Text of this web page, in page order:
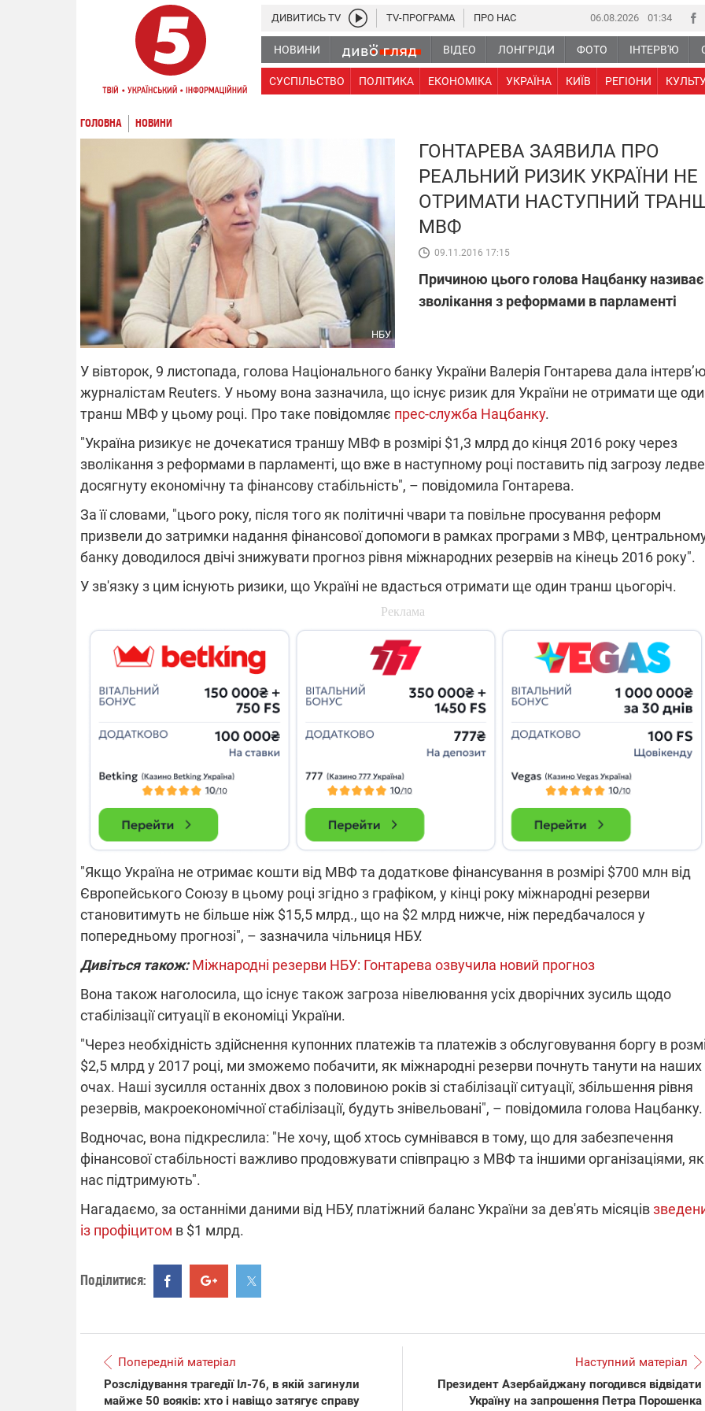
06.08.2026 01 34
НОВИНИ ВІДЕО ЛОНГРІДИ ФОТО ІНТЕРВ'Ю
СУСПІЛЬСТВО ПОЛІТИКА ЕКОНОМІКА УКРАЇНА КИЇВ РЕГІОНИ
ДИВИТИСЬ TV TV-ПРОГРАМА ПРО НАС
ГОЛОВНА НОВИНИ
НБУ
ГОНТАРЕВА ЗАЯВИЛА ПРО
РЕАЛЬНИЙ РИЗИК УКРАЇНИ НЕ
ОТРИМАТИ НАСТУПНИЙ
МВФ
09.11.2016 17:15
Причиною цього голова Нацбанку називає
зволікання з реформами в парламенті
У вівторок, 9 листопада, голова Національного банку України Валерія Гонтарева дала інтерв’ю
журналістам Reuters. У ньому вона зазначила, що існує ризик для України не отримати ще
транш МВФ у цьому році. Про таке повідомляє прес-служба Нацбанку.
"Україна ризикує не дочекатися траншу МВФ в розмірі $1,3 млрд до кінця 2016 року через
зволікання з реформами в парламенті, що вже в наступному році поставить під загрозу ледве
досягнуту економічну та фінансову стабільність", – повідомила Гонтарева.
За її словами, "цього року, після того як політичні чвари та повільне просування реформ
призвели до затримки надання фінансової допомоги в рамках програми з МВФ,
банку доводилося двічі знижувати прогноз рівня міжнародних резервів на кінець 2016 року".
У зв'язку з цим існують ризики, що Україні не вдасться отримати ще один транш цьогоріч.
"Якщо Україна не отримає кошти від МВФ та додаткове фінансування в розмірі $700 млн від
Європейського Союзу в цьому році згідно з графіком, у кінці року міжнародні резерви
становитимуть не більше ніж $15,5 млрд., що на $2 млрд нижче, ніж передбачалося у
попередньому прогнозі", – зазначила чільниця НБУ.
Дивіться також: Міжнародні резерви НБУ: Гонтарева озвучила новий прогноз
Вона також наголосила, що існує також загроза нівелювання усіх дворічних зусиль щодо
стабілізації ситуації в економіці України.
"Через необхідність здійснення купонних платежів та платежів з обслуговування боргу в
$2,5 млрд у 2017 році, ми зможемо побачити, як міжнародні резерви почнуть танути на наших
очах. Наші зусилля останніх двох з половиною років зі стабілізації ситуації, збільшення рівня
резервів, макроекономічної стабілізації, будуть знівельовані", – повідомила голова Нацбанку.
Водночас, вона підкреслила: "Не хочу, щоб хтось сумнівався в тому, що для забезпечення
фінансової стабільності важливо продовжувати співпрацю з МВФ та іншими організаціями,
нас підтримують".
Нагадаємо, за останніми даними від НБУ, платіжний баланс України за дев'ять місяців
із профіцитом в $1 млрд.
Поділитися:
Попередній матеріал
Розслідування трагедії Іл-76, в якій загинули
майже 50 вояків: хто і навіщо затягує справу
Наступний матеріал
Президент Азербайджану погодився відвідати
Україну на запрошення Петра Порошенка
ВІДКЛЮЧЕННЯ СВІТЛА В УКРАЇНІ
Частина споживачів у чотирьох
областях залишається без світла після
російських обстрілів
спеку у серпні, можуть повернутися
графіки відключень – подробиці
Нова підозра у справі Міндіча:
взялося за колишнього
директора Енергоатому
Чернишова зняли електронний
браслет стеження
"Машинерію війни" та
виграй легендарний
Dodge Challenger
"Око та щит": дрони,
РЕБ і пікапи – триває
збір коштів на потреби
одразу чотирьох
бригад ЗСУ
11.08.2025 15:16
Працюють на
передовій:
підтримайте
військкорів "5 каналу",
найгарячіших
"Відправте
Вернадського на
фронт": стрілецька
бригада Повітряних
сил ЗСУ збирає на
НРК Numo